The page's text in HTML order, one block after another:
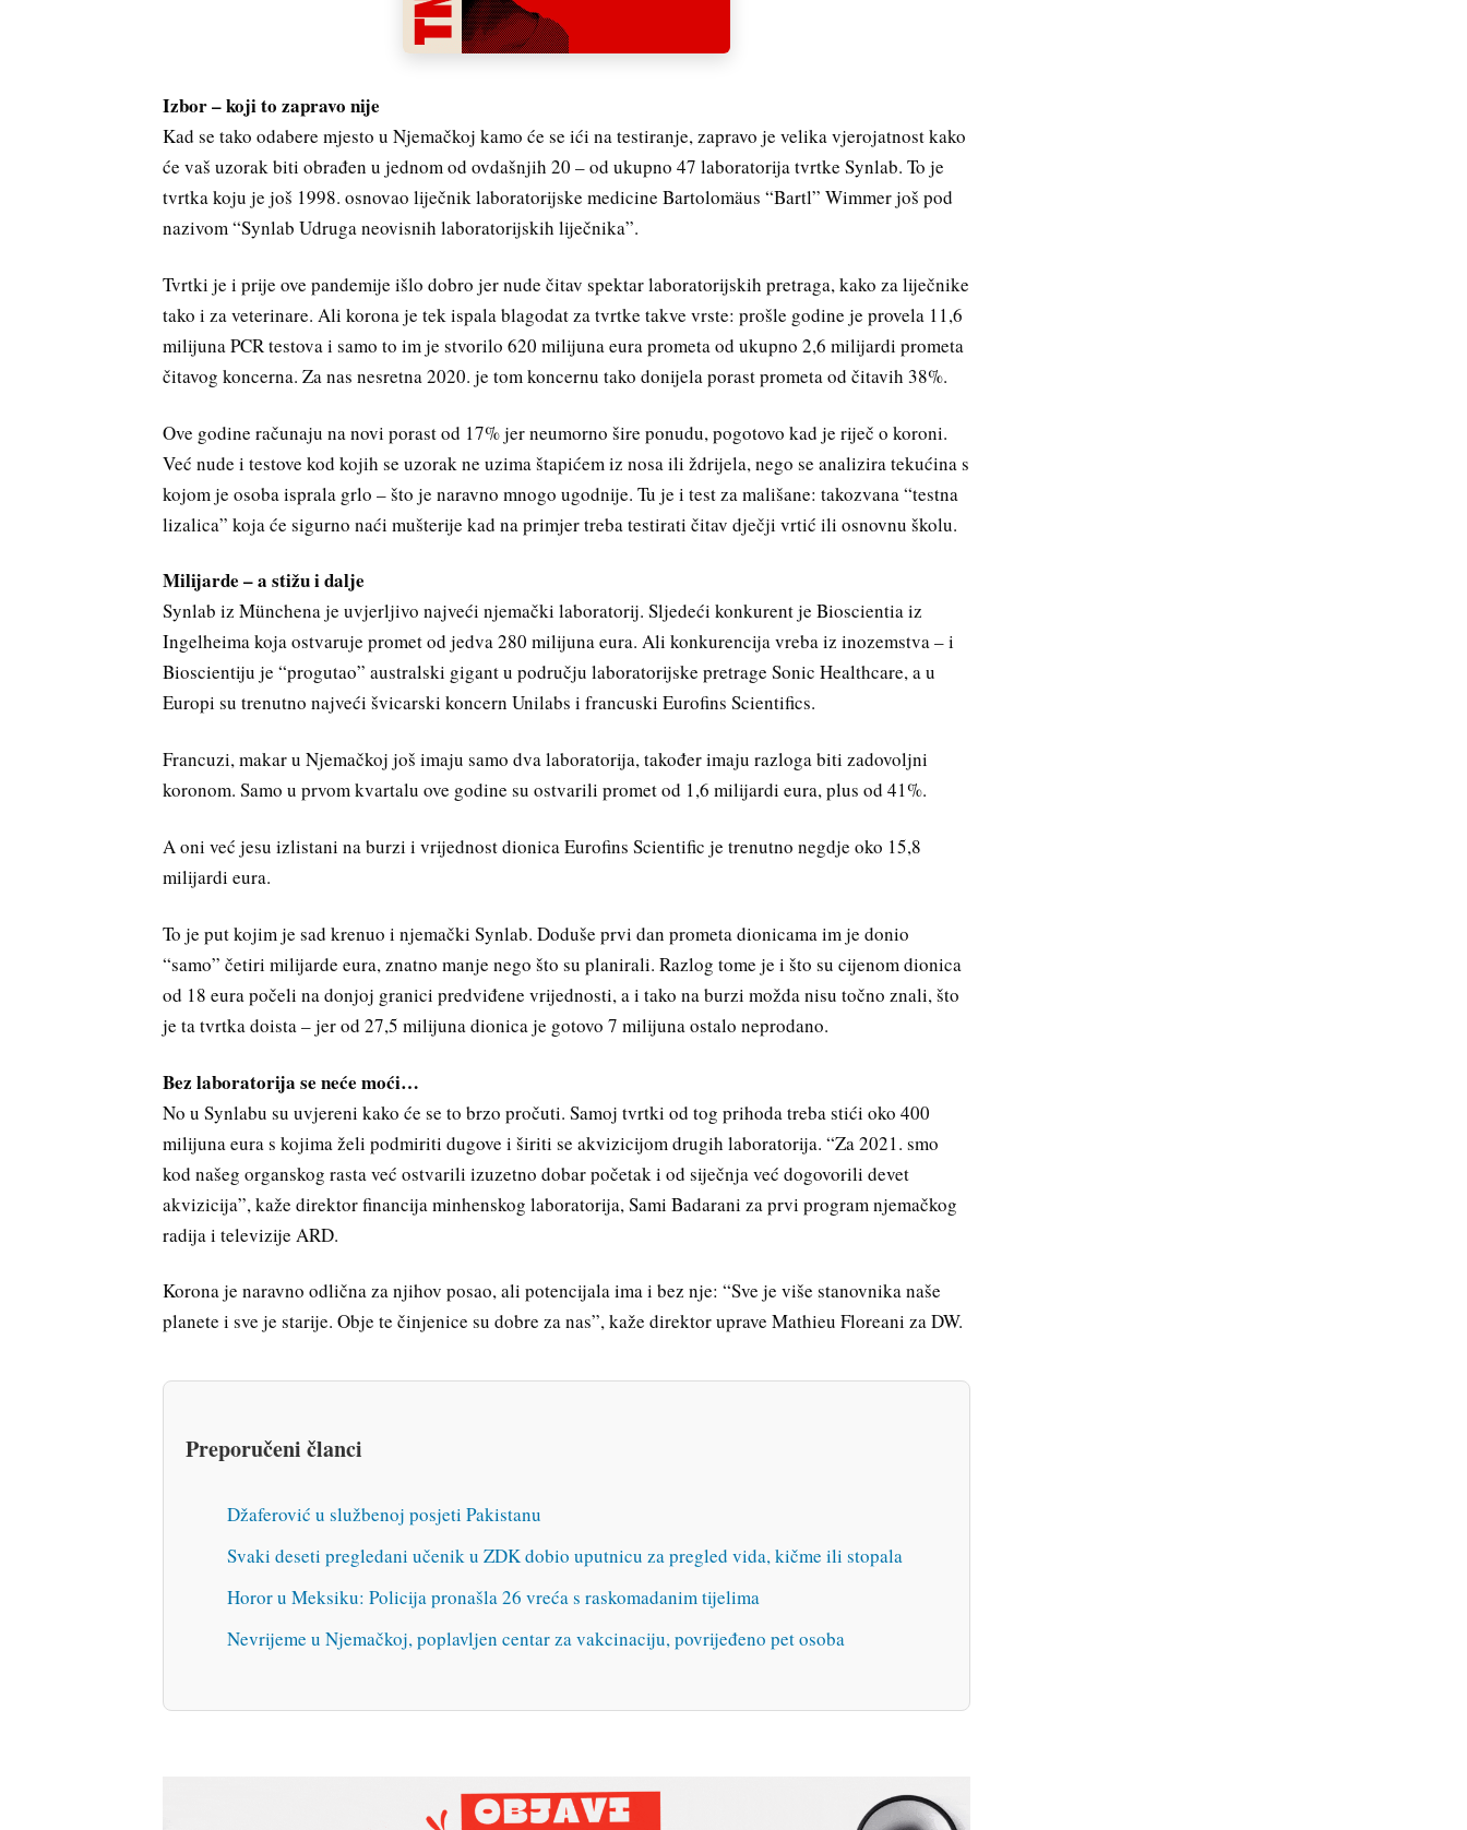
Izbor – koji to zapravo nije
Kad se tako odabere mjesto u Njemačkoj kamo će se ići na testiranje, zapravo je velika vjerojatnost kako
će vaš uzorak biti obrađen u jednom od ovdašnjih 20 – od ukupno 47 laboratorija tvrtke Synlab. To je
tvrtka koju je još 1998. osnovao liječnik laboratorijske medicine Bartolomäus “Bartl” Wimmer još pod
nazivom “Synlab Udruga neovisnih laboratorijskih liječnika”.
Tvrtki je i prije ove pandemije išlo dobro jer nude čitav spektar laboratorijskih pretraga, kako za liječnike
tako i za veterinare. Ali korona je tek ispala blagodat za tvrtke takve vrste: prošle godine je provela 11,6
milijuna PCR testova i samo to im je stvorilo 620 milijuna eura prometa od ukupno 2,6 milijardi prometa
čitavog koncerna. Za nas nesretna 2020. je tom koncernu tako donijela porast prometa od čitavih 38%.
Ove godine računaju na novi porast od 17% jer neumorno šire ponudu, pogotovo kad je riječ o koroni.
Već nude i testove kod kojih se uzorak ne uzima štapićem iz nosa ili ždrijela, nego se analizira tekućina s
kojom je osoba isprala grlo – što je naravno mnogo ugodnije. Tu je i test za mališane: takozvana “testna
lizalica” koja će sigurno naći mušterije kad na primjer treba testirati čitav dječji vrtić ili osnovnu školu.
Milijarde – a stižu i dalje
Synlab iz Münchena je uvjerljivo najveći njemački laboratorij. Sljedeći konkurent je Bioscientia iz
Ingelheima koja ostvaruje promet od jedva 280 milijuna eura. Ali konkurencija vreba iz inozemstva – i
Bioscientiju je “progutao” australski gigant u području laboratorijske pretrage Sonic Healthcare, a u
Europi su trenutno najveći švicarski koncern Unilabs i francuski Eurofins Scientifics.
Francuzi, makar u Njemačkoj još imaju samo dva laboratorija, također imaju razloga biti zadovoljni
koronom. Samo u prvom kvartalu ove godine su ostvarili promet od 1,6 milijardi eura, plus od 41%.
A oni već jesu izlistani na burzi i vrijednost dionica Eurofins Scientific je trenutno negdje oko 15,8
milijardi eura.
To je put kojim je sad krenuo i njemački Synlab. Doduše prvi dan prometa dionicama im je donio
“samo” četiri milijarde eura, znatno manje nego što su planirali. Razlog tome je i što su cijenom dionica
od 18 eura počeli na donjoj granici predviđene vrijednosti, a i tako na burzi možda nisu točno znali, što
je ta tvrtka doista – jer od 27,5 milijuna dionica je gotovo 7 milijuna ostalo neprodano.
Bez laboratorija se neće moći…
No u Synlabu su uvjereni kako će se to brzo pročuti. Samoj tvrtki od tog prihoda treba stići oko 400
milijuna eura s kojima želi podmiriti dugove i širiti se akvizicijom drugih laboratorija. “Za 2021. smo
kod našeg organskog rasta već ostvarili izuzetno dobar početak i od siječnja već dogovorili devet
akvizicija”, kaže direktor financija minhenskog laboratorija, Sami Badarani za prvi program njemačkog
radija i televizije ARD.
Korona je naravno odlična za njihov posao, ali potencijala ima i bez nje: “Sve je više stanovnika naše
planete i sve je starije. Obje te činjenice su dobre za nas”, kaže direktor uprave Mathieu Floreani za DW.
Preporučeni članci
Džaferović u službenoj posjeti Pakistanu
Svaki deseti pregledani učenik u ZDK dobio uputnicu za pregled vida, kičme ili stopala
Horor u Meksiku: Policija pronašla 26 vreća s raskomadanim tijelima
Nevrijeme u Njemačkoj, poplavljen centar za vakcinaciju, povrijeđeno pet osoba